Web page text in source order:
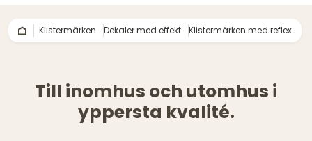
Klistermärken Dekaler med effekt Klistermärken med reflex
Till inomhus och utomhus i
yppersta kvalité.